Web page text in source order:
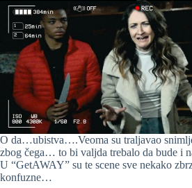
O da…ubistva….Veoma su traljavao
zbog čega… to bi valjda trebalo da bude i
U “GetAWAY” su te scene sve nekako
konfuzne…